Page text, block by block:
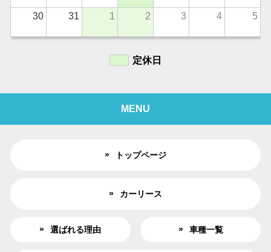
30 31 1 2 3 4 5
定休日
MENU
トップページ
カーリース
選ばれる理由 車種一覧